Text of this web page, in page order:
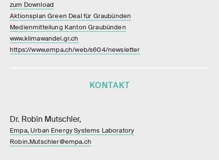
zum Download
Aktionsplan Green Deal für Graubünden
Medienmitteilung Kanton Graubünden
www.klimawandel.gr.ch
https://www.empa.ch/web/s604/newsletter
KONTAKT
Dr. Robin Mutschler,
Empa, Urban Energy Systems Laboratory
Robin.Mutschler@empa.ch